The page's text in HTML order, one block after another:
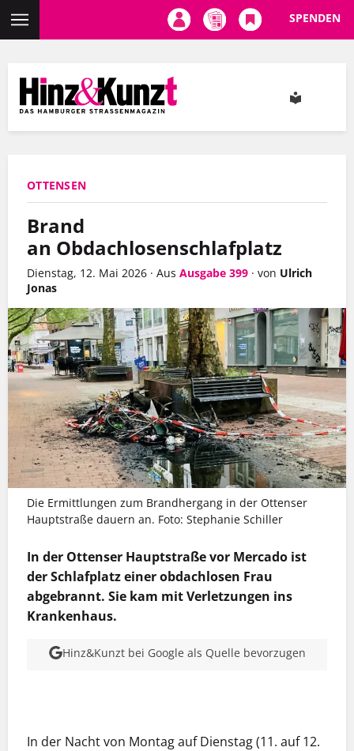
Inhalt
SPENDEN
OTTENSEN
Brand
an Obdachlosenschlafplatz
Dienstag, 12. Mai 2026 · Aus Ausgabe 399 · von Ulrich
Jonas
Die Ermittlungen zum Brandhergang in der Ottenser
Hauptstraße dauern an. Foto: Stephanie Schiller
In der Ottenser Hauptstraße vor Mercado ist
der Schlafplatz einer obdachlosen Frau
abgebrannt. Sie kam mit Verletzungen ins
Krankenhaus.
Hinz&Kunzt bei Google als Quelle bevorzugen
In der Nacht von Montag auf Dienstag (11. auf 12.